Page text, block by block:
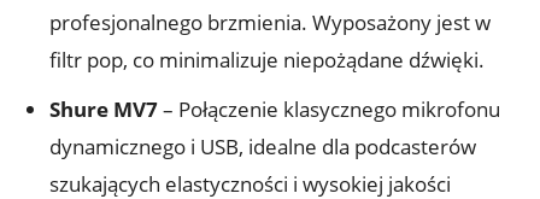
profesjonalnego brzmienia. Wyposażony jest w
filtr pop, co minimalizuje niepożądane dźwięki.
Shure MV7– Połączenie klasycznego mikrofonu
dynamicznego i USB, idealne dla podcasterów
szukających elastyczności i wysokiej jakości